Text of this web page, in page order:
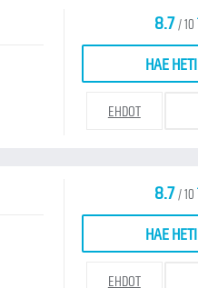
8.7/ 10
HAE HETI
EHDOT
8.7/ 10
HAE HETI
EHDOT